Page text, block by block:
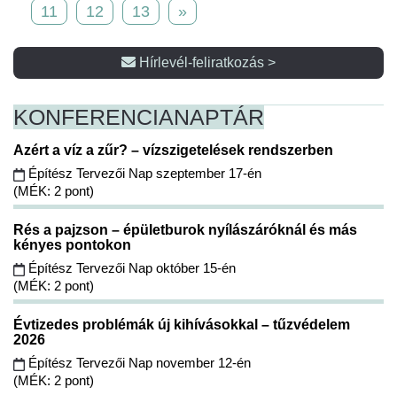
11
12 13 »
Hírlevél-feliratkozás >
KONFERENCIANAPTÁR
Azért a víz a zűr? – vízszigetelések rendszerben
Építész Tervezői Nap szeptember 17-én
(MÉK: 2 pont)
Rés a pajzson – épületburok nyílászáróknál és más
kényes pontokon
Építész Tervezői Nap október 15-én
(MÉK: 2 pont)
Évtizedes problémák új kihívásokkal – tűzvédelem
2026
Építész Tervezői Nap november 12-én
(MÉK: 2 pont)